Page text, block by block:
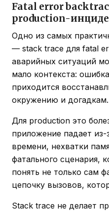
Fatal error
production-
Одно из самых
— stack trace для fatal
аварийных ситуаций
мало контекста:
приходится
окружению и догадкам.
Для production это
приложение падает
времени, нехватки
фатального сценария,
понять не только сам
цепочку вызовов,
Stack trace не делает